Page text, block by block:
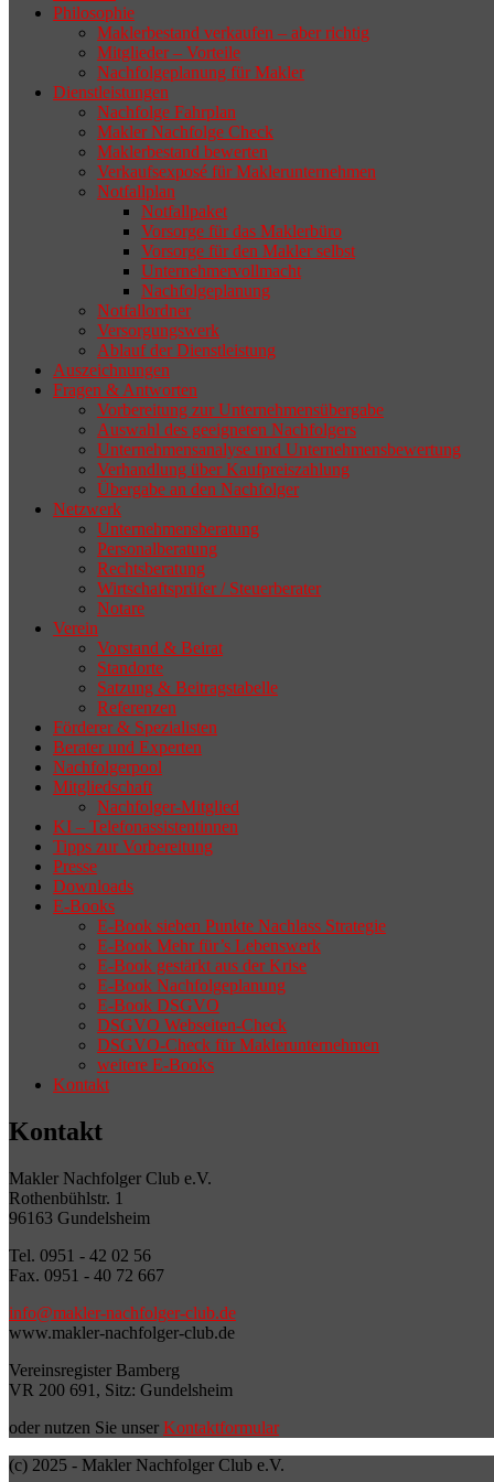
Wenn sich der Makler oder Inhaber
zurückziehen möchte, aber keinen
geeigneten Nachfolger findet, droht nicht
selten die Geschäftsaufgabe.
Philosophie
Maklerbestand verkaufen – aber richtig
Mitglieder – Vorteile
Nachfolgeplanung für Makler
Dienstleistungen
Nachfolge Fahrplan
Makler Nachfolge Check
Maklerbestand bewerten
Verkaufsexposé für Maklerunternehmen
Notfallplan
Notfallpaket
Vorsorge für das Maklerbüro
Vorsorge für den Makler selbst
Unternehmervollmacht
Nachfolgeplanung
Notfallordner
Versorgungswerk
Ablauf der Dienstleistung
Auszeichnungen
Fragen & Antworten
Vorbereitung zur Unternehmensübergabe
Auswahl des geeigneten Nachfolgers
Unternehmensanalyse und Unternehmensbewertung
Verhandlung über Kaufpreiszahlung
Übergabe an den Nachfolger
Netzwerk
Unternehmensberatung
Personalberatung
Rechtsberatung
Wirtschaftsprüfer / Steuerberater
Notare
Verein
Vorstand & Beirat
Standorte
Satzung & Beitragstabelle
Referenzen
Förderer & Spezialisten
Berater und Experten
Nachfolgerpool
Mitgliedschaft
Nachfolger-Mitglied
KI – Telefonassistentinnen
Tipps zur Vorbereitung
Presse
Downloads
E-Books
E-Book sieben Punkte Nachlass Strategie
E-Book Mehr für’s Lebenswerk
E-Book gestärkt aus der Krise
E-Book Nachfolgeplanung
E-Book DSGVO
DSGVO Webseiten-Check
DSGVO-Check für Maklerunternehmen
weitere E-Books
Kontakt
Kontakt
Makler Nachfolger Club e.V.
Rothenbühlstr. 1
96163 Gundelsheim
Tel. 0951 - 42 02 56
Fax. 0951 - 40 72 667
info@makler-nachfolger-club.de
www.makler-nachfolger-club.de
Vereinsregister Bamberg
VR 200 691, Sitz: Gundelsheim
oder nutzen Sie unser Kontaktformular
(c) 2025 - Makler Nachfolger Club e.V.